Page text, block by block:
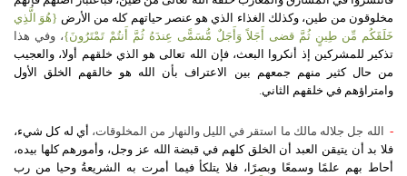
مخلوقون من طين، وكذلك الغذاء الذي هو عنصر حياتهم كله من الأرض {هُوَ الَّذِي
خَلَقَكُم مِّن طِينٍ ثُمَّ قضى أَجَلاً وَأَجَلٌ مُّسَمًّى عِندَهُ ثُمَّ أَنتُمْ تَمْتَرُونَ}، وفي هذا
تذكير للمشركين إذ أنكروا البعث، فإن الله تعالى هو الذي خلقهم أولا، والعجيب
من حال كثير منهم جمعهم بين الاعتراف بأن الله هو خالقهم الخلق الأول
وامتراؤهم في خلقهم الثاني
- الله جل جلاله مالك ما استقر في الليل والنهار من المخلوقات‏،‏ أي له كل شيء،
فلا بد أن يتيقن العبد أن الخلق كلهم في قبضة الله عز وجل، وأمورهم كلها بيده،
أحاط بهم علمًا وسمعًا وبصرًا، فلا يتلكأ فيما أمرت به الشريعةُ وحيا من رب